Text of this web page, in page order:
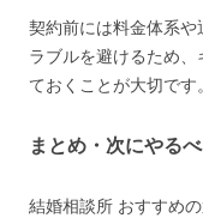
契約前には料金体系や
ラブルを避けるため
ておくことが大切です。
まとめ・次にやる
結婚相談所 おすすめ